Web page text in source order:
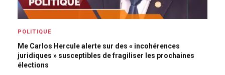
POLITIQUE
Me Carlos Hercule alerte sur des « incohérences
juridiques » susceptibles de fragiliser les prochaines
élections